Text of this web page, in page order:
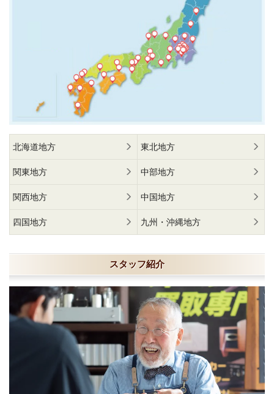
北海道地方 東北地方
関東地方 中部地方
関西地方 中国地方
四国地方 九州・沖縄地方
スタッフ紹介